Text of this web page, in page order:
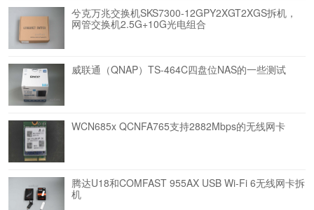
兮克万兆交换机SKS7300-12GPY2XGT2XGS拆机，
网管交换机2.5G+10G光电组合
威联通（QNAP）TS-464C四盘位NAS的一些测试
WCN685x QCNFA765支持2882Mbps的无线网卡
腾达U18和COMFAST 955AX USB Wi-Fi 6无线网卡拆
机